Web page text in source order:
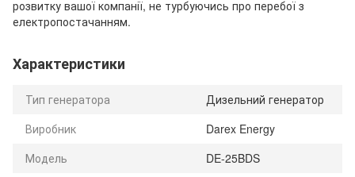
розвитку вашої компанії, не турбуючись про перебої з
електропостачанням.
Характеристики
Тип генератора
Дизельний генератор
Виробник
Darex Energy
Модель
DE-25BDS